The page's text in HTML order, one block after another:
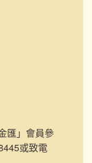
匯」會員參
或致電